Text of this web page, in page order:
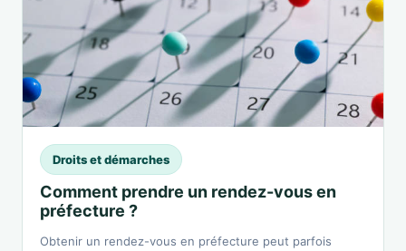
Droits et démarches
Comment prendre un rendez-vous en
préfecture ?
Obtenir un rendez-vous en préfecture peut parfois